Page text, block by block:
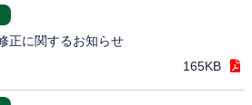
正に関するお知らせ
165KB